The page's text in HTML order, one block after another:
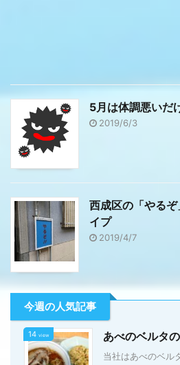
5月は体調悪いだ
2019/6/3
西成区の「やる
イプ
2019/4/7
今週の人気記事
14 view あべのベルタ
当社はあべのベル